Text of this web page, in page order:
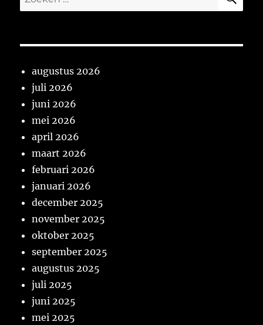
naar:
augustus 2026
juli 2026
juni 2026
mei 2026
april 2026
maart 2026
februari 2026
januari 2026
december 2025
november 2025
oktober 2025
september 2025
augustus 2025
juli 2025
juni 2025
mei 2025